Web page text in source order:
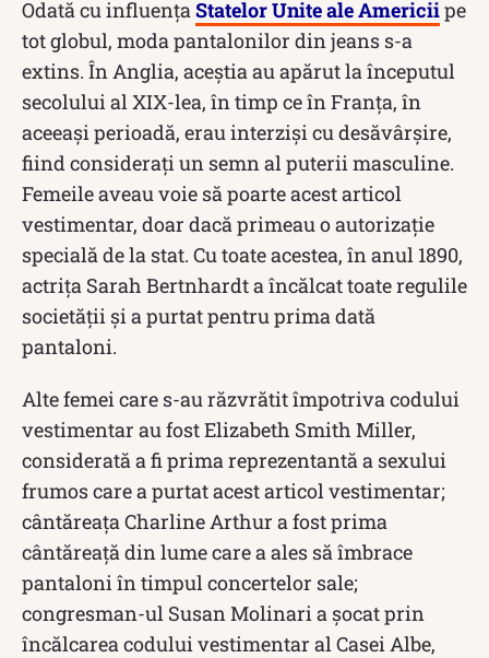
Odată cu influența Statelor Unite ale Americiipe
tot globul, moda pantalonilor din jeans s-a
extins. În Anglia, aceștia au apărut la începutul
secolului al XIX-lea, în timp ce în Franța, în
aceeași perioadă, erau interziși cu desăvârșire,
fiind considerați un semn al puterii masculine.
Femeile aveau voie să poarte acest articol
vestimentar, doar dacă primeau o autorizație
specială de la stat. Cu toate acestea, în anul 1890,
actriţa Sarah Bertnhardt a încălcat toate regulile
societății și a purtat pentru prima dată
pantaloni.
Alte femei care s-au răzvrătit împotriva codului
vestimentar au fost Elizabeth Smith Miller,
considerată a fi prima reprezentantă a sexului
frumos care a purtat acest articol vestimentar;
cântăreaţa Charline Arthur a fost prima
cântăreaţă din lume care a ales să îmbrace
pantaloni în timpul concertelor sale;
congresman-ul Susan Molinari a şocat prin
încălcarea codului vestimentar al Casei Albe,